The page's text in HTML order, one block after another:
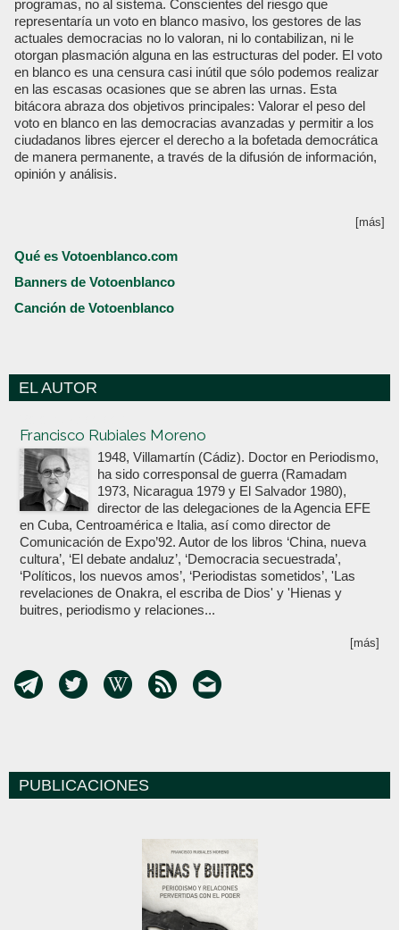
programas, no al sistema. Conscientes del riesgo que
representaría un voto en blanco masivo, los gestores de las
actuales democracias no lo valoran, ni lo contabilizan, ni le
otorgan plasmación alguna en las estructuras del poder. El voto
en blanco es una censura casi inútil que sólo podemos realizar
en las escasas ocasiones que se abren las urnas. Esta
bitácora abraza dos objetivos principales: Valorar el peso del
voto en blanco en las democracias avanzadas y permitir a los
ciudadanos libres ejercer el derecho a la bofetada democrática
de manera permanente, a través de la difusión de información,
opinión y análisis.
[más]
Qué es Votoenblanco.com
Banners de Votoenblanco
Canción de Votoenblanco
EL AUTOR
Francisco Rubiales Moreno
1948, Villamartín (Cádiz). Doctor en Periodismo,
ha sido corresponsal de guerra (Ramadam
1973, Nicaragua 1979 y El Salvador 1980),
director de las delegaciones de la Agencia EFE
en Cuba, Centroamérica e Italia, así como director de
Comunicación de Expo’92. Autor de los libros ‘China, nueva
cultura’, ‘El debate andaluz’, ‘Democracia secuestrada’,
‘Políticos, los nuevos amos’, ‘Periodistas sometidos’, 'Las
revelaciones de Onakra, el escriba de Dios' y 'Hienas y
buitres, periodismo y relaciones...
[más]
PUBLICACIONES